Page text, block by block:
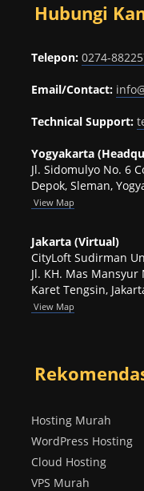
Hubungi
Telepon: 0274-
Email/Contact:
Technical Support:
Yogyakarta
Jl. Sidomulyo No. 6
Depok, Sleman,
View Map
Jakarta (Virtual)
CityLoft Sudirman
Jl. KH. Mas Mansyur
Karet Tengsin,
View Map
Hosting Murah
WordPress Hosting
Cloud Hosting
VPS Murah